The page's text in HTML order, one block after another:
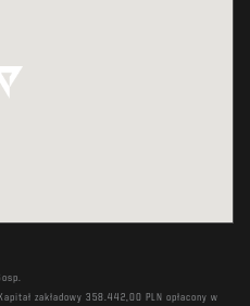
zakładowy 358.442,00 PLN opłacony w